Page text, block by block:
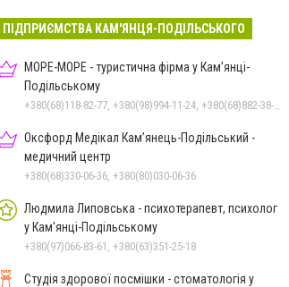
ПІДПРИЄМСТВА КАМ'ЯНЦЯ-ПОДІЛЬСЬКОГО
МОРЕ-МОРЕ - туристична фірма у Кам’янці-
Подільському
+380(68)118-82-77, +380(98)994-11-24, +380(68)882-38-28
Оксфорд Медікал Кам’янець-Подільський -
медичний центр
+380(68)330-06-36, +380(80)030-06-36
Людмила Липовська - психотерапевт, психолог
у Кам'янці-Подільському
+380(97)066-83-61, +380(63)351-25-18
Студія здорової посмішки - стоматологія у